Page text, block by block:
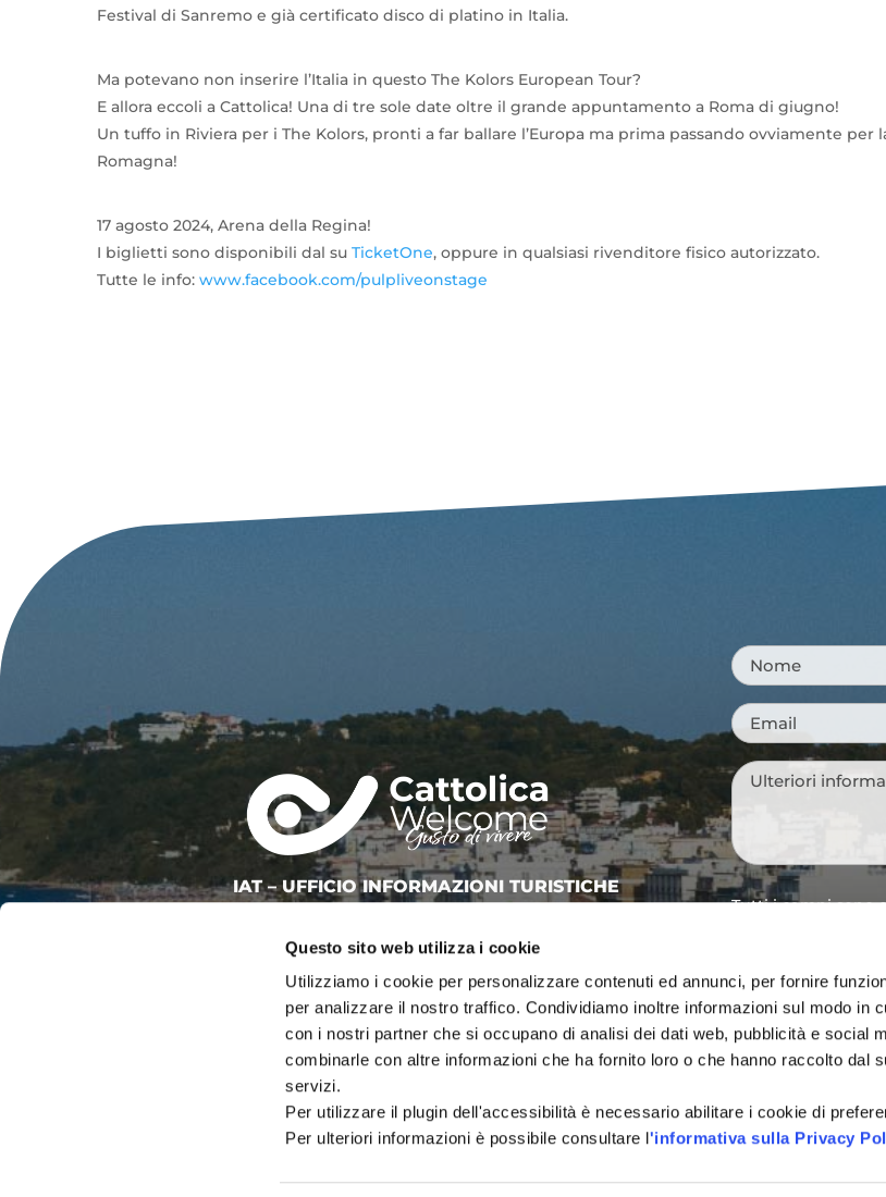
Questo sito web utilizza i cookie
Utilizziamo i cookie per personalizzare contenuti ed annunci, per fornire
per analizzare il nostro traffico. Condividiamo inoltre informazioni sul modo in
con i nostri partner che si occupano di analisi dei dati web, pubblicità e social
combinarle con altre informazioni che ha fornito loro o che hanno raccolto dal
servizi.
Per utilizzare il plugin dell'accessibilità è necessario abilitare i cookie di
Per ulteriori informazioni è possibile consultare l'informativa sulla Privacy
Festival di Sanremo e già certificato disco di platino in Italia.
Ma potevano non inserire l’Italia in questo The Kolors European Tour?
E allora eccoli a Cattolica! Una di tre sole date oltre il grande appuntamento a Roma di giugno!
Un tuffo in Riviera per i The Kolors, pronti a far ballare l’Europa ma prima passando ovviamente per
Romagna!
17 agosto 2024, Arena della Regina!
I biglietti sono disponibili dal su TicketOne, oppure in qualsiasi rivenditore fisico autorizzato.
Tutte le info: www.facebook.com/pulpliveonstage
IAT – UFFICIO INFORMAZIONI TURISTICHE
PALAZZO DEL TURISMO
Via Mancini, 24 – Cattolica (RN)
Tel: 0541.966697 / 0541.966621
iat@cattolica.net
Privacy Policy–Cookie Policy
Nome*
Email*
Messaggio*
Tutti i campi sono
newsletter
Si, voglio
città, idee per i
vivere Cattolica
Consenso *
Acconsento
definito
CAPTCHA